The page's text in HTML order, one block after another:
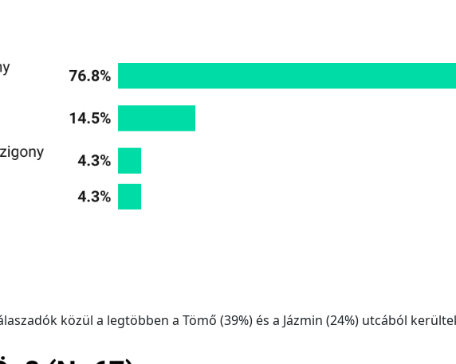
közül a legtöbben a Tömő (39%) és a Jázmin (24%) utcából